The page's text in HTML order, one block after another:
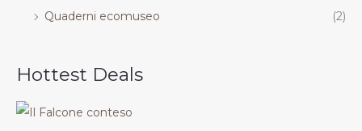
Quaderni ecomuseo
(2)
Hottest Deals